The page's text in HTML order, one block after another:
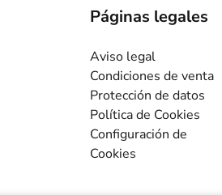
Páginas legales
Aviso legal
Condiciones de venta
Protección de datos
Política de Cookies
Configuración de
Cookies